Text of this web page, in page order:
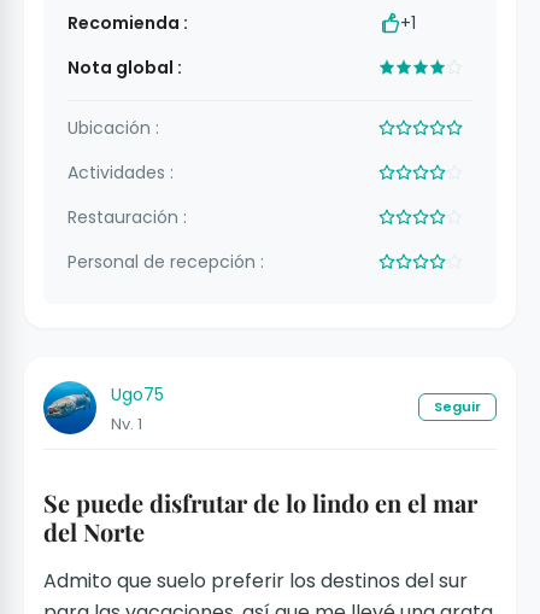
Recomienda :
+1
Nota global :
Ubicación :
Actividades :
Restauración :
Personal de recepción :
Ugo75
Nv. 1
Seguir
Se puede disfrutar de lo lindo en el mar
del Norte
Admito que suelo preferir los destinos del sur